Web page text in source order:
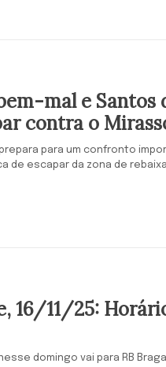
mal e Santos
contra o
prepara para um confronto
de escapar da zona de
16/11/25:
domingo vai para RB